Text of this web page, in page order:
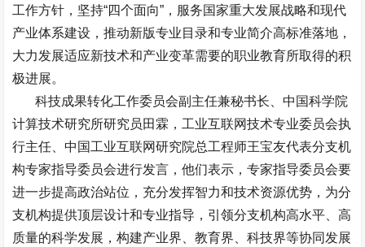
工作方针，坚持“四个面向”，服务国家重大发展战略和现代
产业体系建设，推动新版专业目录和专业简介高标准落地，
大力发展适应新技术和产业变革需要的职业教育所取得的积
极进展。
科技成果转化工作委员会副主任兼秘书长、中国科学院
计算技术研究所研究员田霖，工业互联网技术专业委员会执
行主任、中国工业互联网研究院总工程师王宝友代表分支机
构专家指导委员会进行发言，他们表示，专家指导委员会要
进一步提高政治站位，充分发挥智力和技术资源优势，为分
支机构提供顶层设计和专业指导，引领分支机构高水平、高
质量的科学发展，构建产业界、教育界、科技界等协同发展